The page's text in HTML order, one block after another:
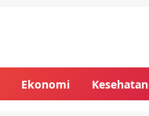
Ekonomi Kesehatan